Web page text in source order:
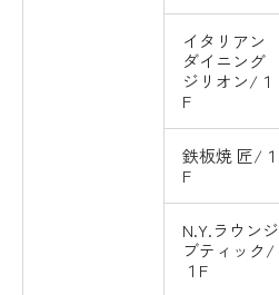
イタリアン
ダイニング
ジリオン/１
F
鉄板焼 匠/１
F
N.Y.ラウンジ
ブティック/
１F